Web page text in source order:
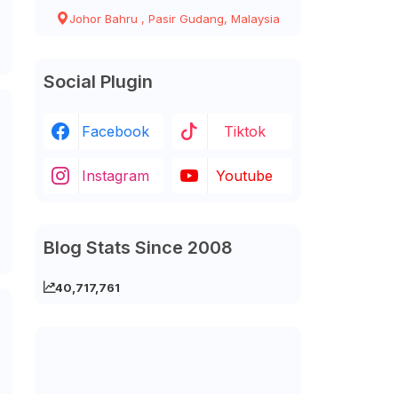
Johor Bahru , Pasir Gudang, Malaysia
Social Plugin
Facebook Tiktok
Instagram Youtube
Blog Stats Since 2008
40,717,761